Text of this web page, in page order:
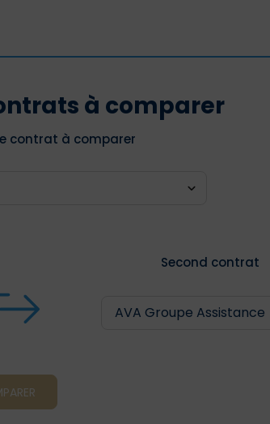
à comparer
contrat à comparer
Second contrat